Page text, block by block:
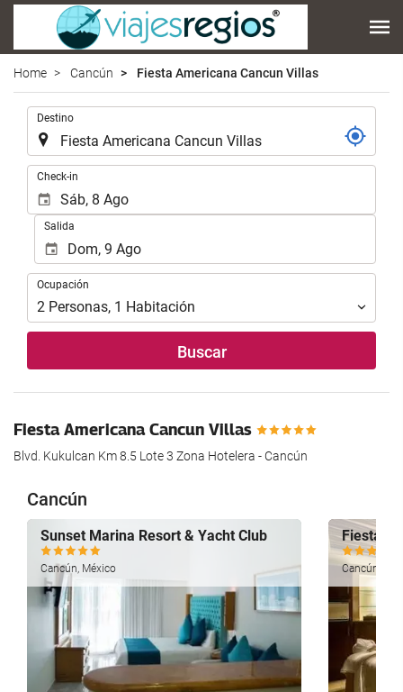
Home Cancún Fiesta Americana Cancun Villas
Destino
Check-in
Salida
Ocupación
Ocupación
2 Personas, 1 Habitación
Buscar
Fiesta Americana Cancun Villas
Blvd. Kukulcan Km 8.5 Lote 3 Zona Hotelera - Cancún
Cancún
Sunset Marina Resort & Yacht Club
Cancún, México
Fiesta
Cancún,